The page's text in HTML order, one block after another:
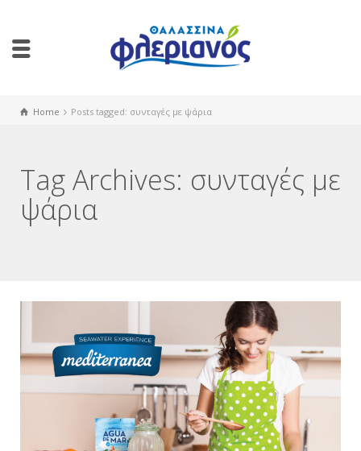
Home Posts tagged: συνταγές με ψάρια
Tag Archives: συνταγές με
ψάρια